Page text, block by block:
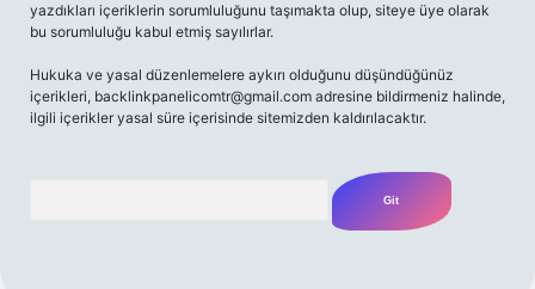
yazdıkları içeriklerin sorumluluğunu taşımakta olup, siteye üye olarak
bu sorumluluğu kabul etmiş sayılırlar.
Hukuka ve yasal düzenlemelere aykırı olduğunu düşündüğünüz
içerikleri, backlinkpanelicomtr@gmail.com adresine bildirmeniz halinde,
ilgili içerikler yasal süre içerisinde sitemizden kaldırılacaktır.